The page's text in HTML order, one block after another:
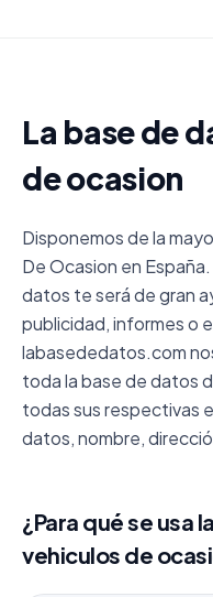
La base de
de ocasion
Disponemos de la
De Ocasion en
datos te será de gran
publicidad, informes o
labasededatos.com
toda la base de datos
todas sus respectivas
datos, nombre,
¿Para qué se usa
vehiculos de